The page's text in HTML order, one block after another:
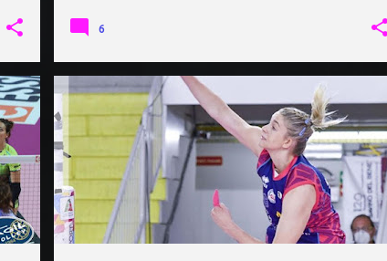
6
+1 BANCA VALSABBINA MILLENIUM BRESCIA +2